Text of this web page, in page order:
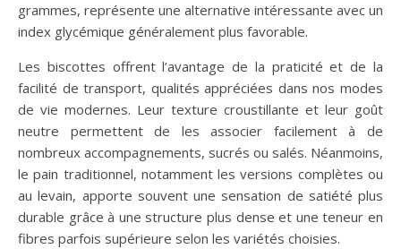
grammes, représente une alternative intéressante avec un
index glycémique généralement plus favorable.
Les biscottes offrent l’avantage de la praticité et de la
facilité de transport, qualités appréciées dans nos modes
de vie modernes. Leur texture croustillante et leur goût
neutre permettent de les associer facilement à de
nombreux accompagnements, sucrés ou salés. Néanmoins,
le pain traditionnel, notamment les versions complètes ou
au levain, apporte souvent une sensation de satiété plus
durable grâce à une structure plus dense et une teneur en
fibres parfois supérieure selon les variétés choisies.